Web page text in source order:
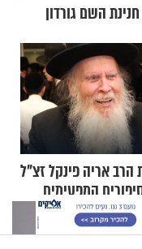
השם גורדון
הרב אריה פינקל זצ"ל
3 הסיפורים המפעימים